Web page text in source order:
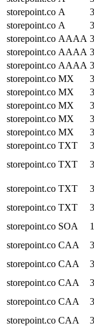
storepoint.co A
storepoint.co A
storepoint.co AAAA
storepoint.co AAAA
storepoint.co AAAA
storepoint.co MX
storepoint.co MX
storepoint.co MX
storepoint.co MX
storepoint.co MX
storepoint.co TXT
storepoint.co TXT
storepoint.co TXT
storepoint.co TXT
storepoint.co SOA
storepoint.co CAA
storepoint.co CAA
storepoint.co CAA
storepoint.co CAA
storepoint.co CAA